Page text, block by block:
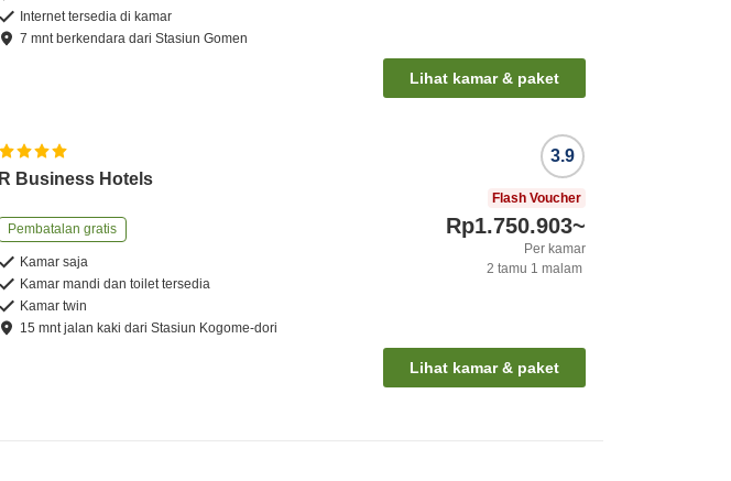
Internet tersedia di kamar
7 mnt berkendara dariStasiun Gomen
Lihat kamar & paket
R Business Hotels
Pembatalan gratis
Kamar saja
Kamar mandi dan toilet tersedia
Kamar twin
15 mntjalan kaki dariStasiun Kogome-dori
3.9
Flash Voucher
Rp1.750.903~
Per kamar
2 tamu 1 malam
Lihat kamar & paket